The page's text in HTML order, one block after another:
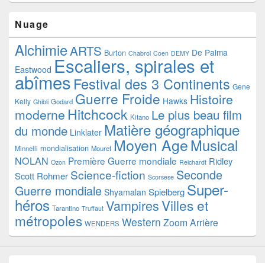
Nuage
AlchimieARTS Burton Chabrol Coen DEMY De Palma
Eastwood Escaliers, spirales et
abîmes Festival des 3 Continents Gene
Kelly Ghibli Godard Guerre Froide Hawks Histoire
moderne Hitchcock Kitano Le plus beau film
du monde Linklater Matière géographique
Minnelli mondialisation Mouret Moyen AgeMusical
NOLAN Ozon Première Guerre mondiale Reichardt Ridley
Scott Rohmer Science-fiction Scorsese Seconde
Guerre mondiale Shyamalan Spielberg Super-
héros Tarantino Truffaut VampiresVilles et
métropoles WENDERS Western Zoom Arrière